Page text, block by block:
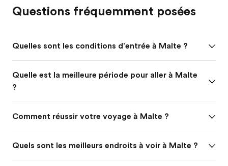
Questions fréquemment posées
Quelles sont les conditions d'entrée à Malte ?
Quelle est la meilleure période pour aller à Malte
?
Comment réussir votre voyage à Malte ?
Quels sont les meilleurs endroits à voir à Malte ?